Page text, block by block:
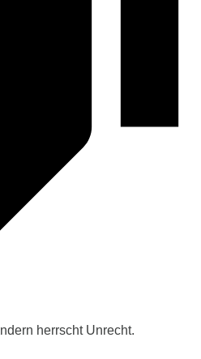
herrscht Unrecht.